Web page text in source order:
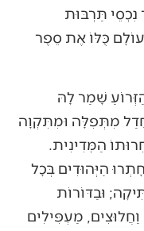
נִכְסֵי תַּרְבּוּת
כֻּלּוֹ אֶת סֵפֶר
שָׁמַר לָהּ
חָדַל מִתְּפִלָּה וּמִתִּקְוָה
הַמְּדִינִית.
הַיְּהוּדִים בְּכָל
וּבַדּוֹרוֹת
מַעְפִּילִים